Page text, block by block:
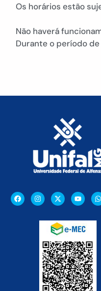
Os horários estão
Não haverá
Durante o período de